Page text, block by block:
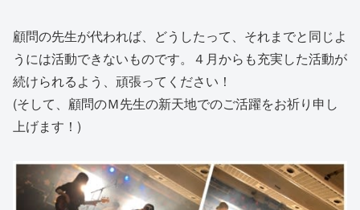
顧問の先生が代われば、どうしたって、それまでと同じよ
うには活動できないものです。４月からも充実した活動が
続けられるよう、頑張ってください！
(そして、顧問のＭ先生の新天地でのご活躍をお祈り申し
上げます！)